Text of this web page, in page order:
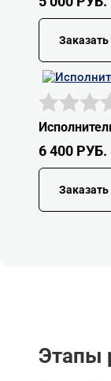
Заказать
6 400 РУБ.
Заказать
Этапы